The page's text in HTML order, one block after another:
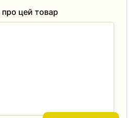
про цей товар